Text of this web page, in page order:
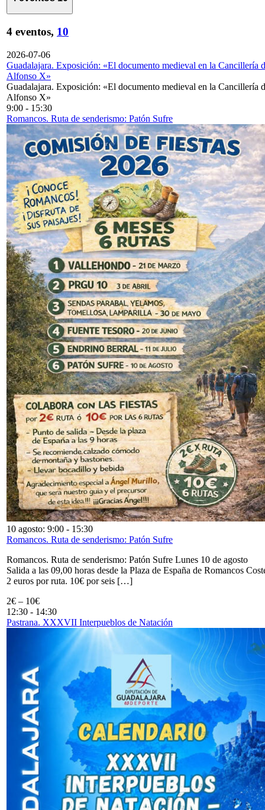
4 eventos, 10
2026-07-06
Guadalajara. Exposición: «El documento medieval en la Cancillería
Alfonso X»
Guadalajara. Exposición: «El documento medieval en la Cancillería
Alfonso X»
9:00 - 15:30
Romancos. Ruta de senderismo: Patón Sufre
10 agosto: 9:00 - 15:30
Romancos. Ruta de senderismo: Patón Sufre
Romancos. Ruta de senderismo: Patón Sufre Lunes 10 de agosto
Salida a las 09,00 horas desde la Plaza de España de Romancos
2 euros por ruta. 10€ por seis […]
2€ – 10€
12:30 - 14:30
Pastrana. XXXVII Interpueblos de Natación